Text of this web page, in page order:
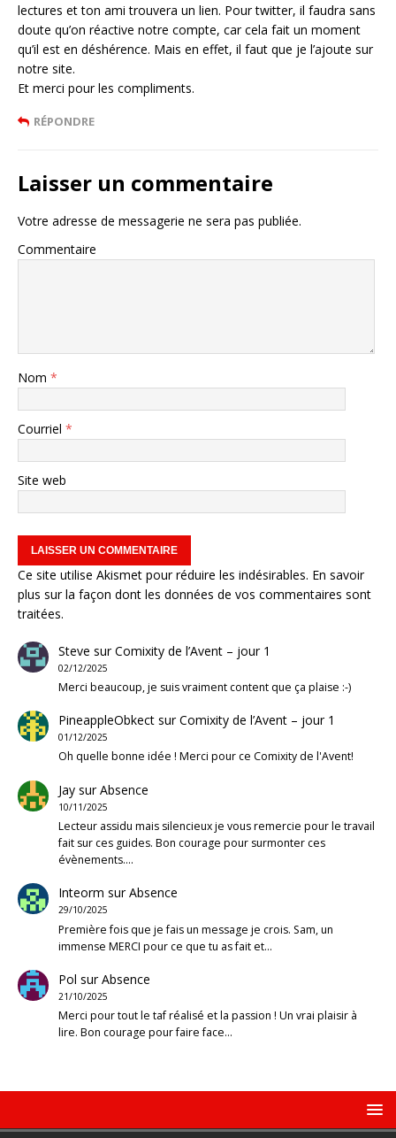
lectures et ton ami trouvera un lien. Pour twitter, il faudra sans
doute qu’on réactive notre compte, car cela fait un moment
qu’il est en déshérence. Mais en effet, il faut que je l’ajoute sur
notre site.
Et merci pour les compliments.
RÉPONDRE
Laisser un commentaire
Votre adresse de messagerie ne sera pas publiée.
Commentaire
Nom *
Courriel *
Site web
Ce site utilise Akismet pour réduire les indésirables. En savoir
plus sur la façon dont les données de vos commentaires sont
traitées.
Steve surComixity de l’Avent – jour 1
02/12/2025
Merci beaucoup, je suis vraiment content que ça plaise :-)
PineappleObkectsurComixity de l’Avent – jour 1
01/12/2025
Oh quelle bonne idée ! Merci pour ce Comixity de l'Avent!
JaysurAbsence
10/11/2025
Lecteur assidu mais silencieux je vous remercie pour le travail
fait sur ces guides. Bon courage pour surmonter ces
évènements.…
Inteorm surAbsence
29/10/2025
Première fois que je fais un message je crois. Sam, un
immense MERCI pour ce que tu as fait et…
Pol surAbsence
21/10/2025
Merci pour tout le taf réalisé et la passion ! Un vrai plaisir à
lire. Bon courage pour faire face…